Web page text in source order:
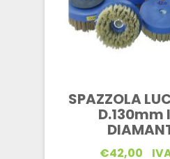
SPAZZOLA
D.130mm
€42,00